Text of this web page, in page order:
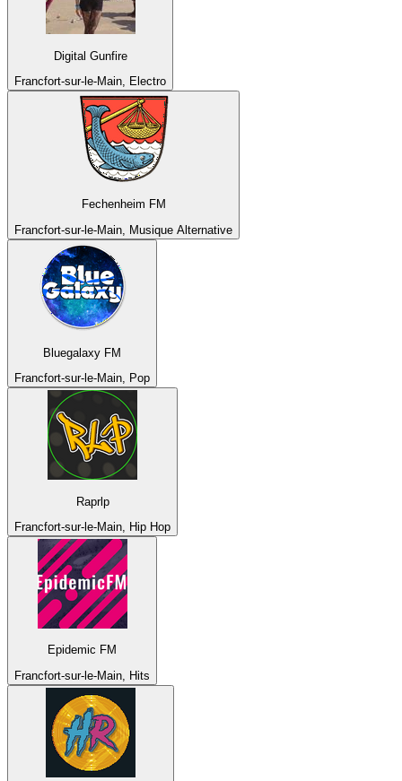
Digital Gunfire
Francfort-sur-le-Main, Electro
Fechenheim FM
Francfort-sur-le-Main, Musique Alternative
Bluegalaxy FM
Francfort-sur-le-Main, Pop
Raprlp
Francfort-sur-le-Main, Hip Hop
Epidemic FM
Francfort-sur-le-Main, Hits